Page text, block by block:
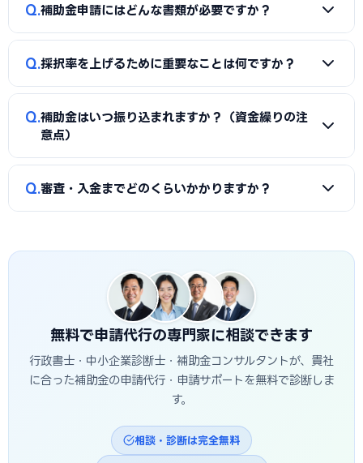
では和泉市に対応した実績豊富な専門家を無料でご紹介して
金）」のように分けることで、異なる経費項目について両方
を活用できるケースがあります。経費按分の計画は事前に専門
Q 補助金申請にはどんな書類が必要ですか？
A
一般的に、事業計画書、見積書、決算書（直近2期分）、
類（賃上げ表明・事業継続力強化計画の認定等）も求められ
ます。申請代行ではこれらの書類整備と不備チェックを代行
し、差し戻しによる遅延を防ぎます。
Q 採択率を上げるために重要なことは何ですか？
A
①公募要領の加点項目を漏れなく満たすこと、②課題・解
決策・効果を定量的（数値）で示すこと、③事業の革新性と
市の地域特性や自社の強みを盛り込んだ計画書ほど高く評価
されます。申請代行はこの作り込みを専門的に支援します。
Q 補助金はいつ振り込まれますか？（資金繰りの注
意点）
A
補助金は原則「後払い（精算払い）」です。採択後にいっ
Q 審査・入金までどのくらいかかりますか？
決定・事業実施・実績報告を経て入金されるため、申請から
入金まで半年〜1年程度かかるのが一般的です。和泉市独自の
補助金は予算上限に達し次第終了する場合があるため、早め
の相談・申請が有利です。
無料で申請代行の専門家に相談できます
行政書士・中小企業診断士・補助金コンサルタントが、貴社
に合った補助金の申請代行・申請サポートを無料で診断しま
す。
相談・診断は完全無料